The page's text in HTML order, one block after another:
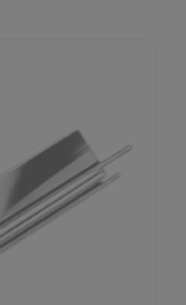
werden. Zur